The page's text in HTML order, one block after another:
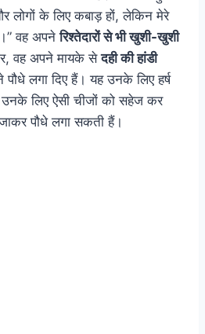
लोगों के लिए कबाड़ हों, लेकिन मेरे
वह अपनेरिश्तेदारों से भी खुशी-खुशी
वह अपने मायके सेदही की हांडी
लगा दिए हैं। यह उनके लिए हर्ष
उनके लिए ऐसी चीजों को सहेज कर
पौधे लगा सकती हैं।